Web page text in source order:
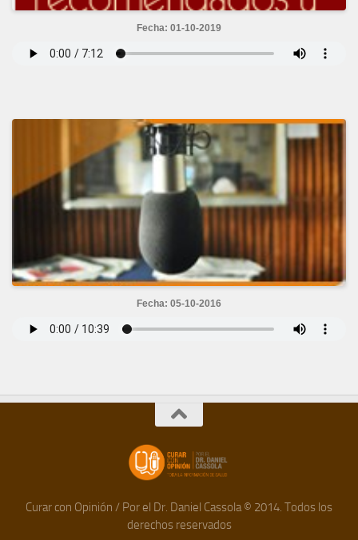
Fecha: 01-10-2019
Fecha: 05-10-2016
Curar con Opinión / Por el Dr. Daniel Cassola © 2014. Todos los
derechos reservados